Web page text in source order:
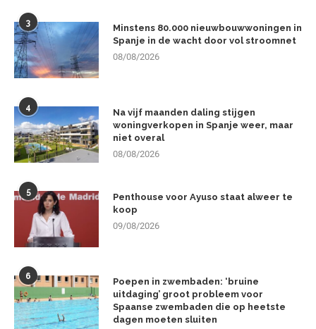
3
Minstens 80.000 nieuwbouwwoningen in
Spanje in de wacht door vol stroomnet
08/08/2026
4
Na vijf maanden daling stijgen
woningverkopen in Spanje weer, maar
niet overal
08/08/2026
5
Penthouse voor Ayuso staat alweer te
koop
09/08/2026
6
Poepen in zwembaden: ‘bruine
uitdaging’ groot probleem voor
Spaanse zwembaden die op heetste
dagen moeten sluiten